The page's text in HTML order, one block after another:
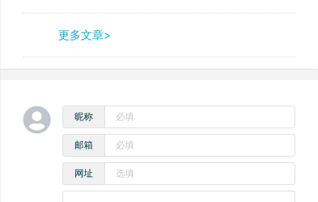
更多文章>
昵称
邮箱
网址